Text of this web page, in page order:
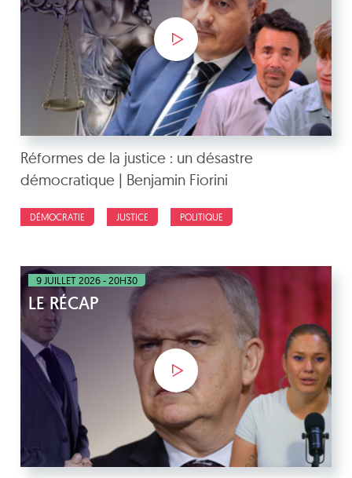
Réformes de la justice : un désastre
démocratique | Benjamin Fiorini
DÉMOCRATIE JUSTICE POLITIQUE
9 JUILLET 2026 - 20H30
LE RÉCAP